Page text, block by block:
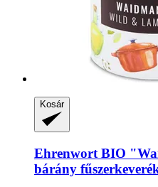
Kosár
Ehrenwort BIO
bárány